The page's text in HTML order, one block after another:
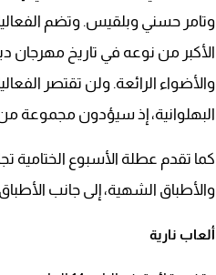
وتامر حسني وبلقيس. وتضم
الأكبر من نوعه في تاريخ مهرجان
والأضواء الرائعة. ولن تقتصر
البهلوانية، إذ سيؤدون مجموعة
كما تقدم عطلة الأسبوع الختامية
والأطباق الشهية، إلى جانب الأطباق
ألعاب نارية